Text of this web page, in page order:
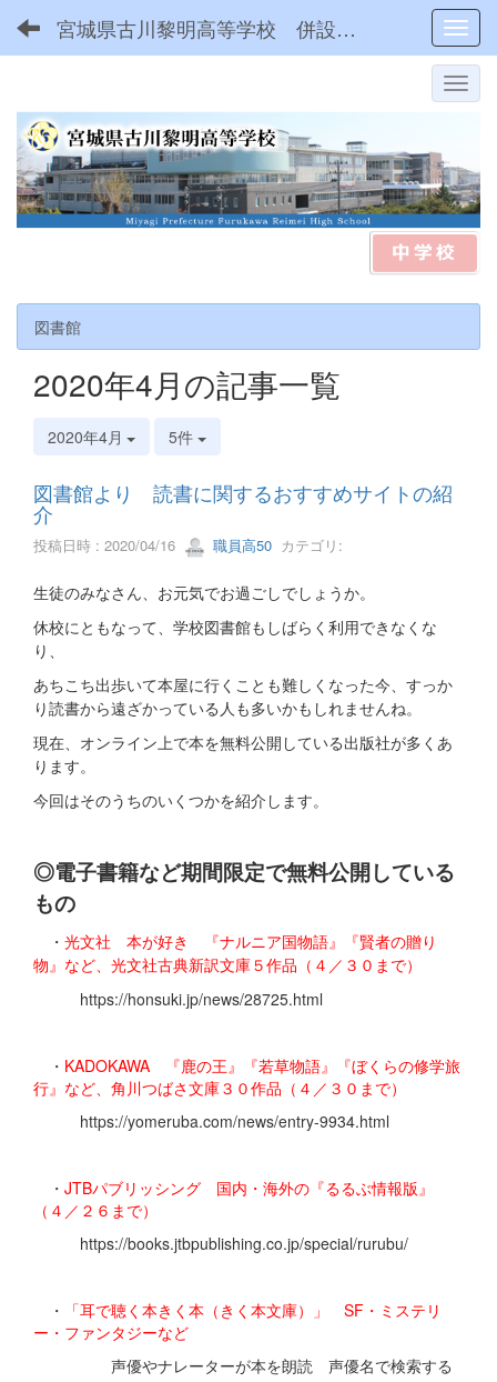
宮城県古川黎明高等学校 併設型中高一貫
図書館
2020年4月の記事一覧
2020年4月 5件
図書館より 読書に関するおすすめサイトの紹
介
投稿日時 : 2020/04/16 職員高50 カテゴリ:
生徒のみなさん、お元気でお過ごしでしょうか。
休校にともなって、学校図書館もしばらく利用できなくな
り、
あちこち出歩いて本屋に行くことも難しくなった今、すっか
り読書から遠ざかっている人も多いかもしれませんね。
現在、オンライン上で本を無料公開している出版社が多くあ
ります。
今回はそのうちのいくつかを紹介します。
◎電子書籍など期間限定で無料公開している
もの
・ 光文社 本が好き 『ナルニア国物語』『賢者の贈り
物』など、光文社古典新訳文庫５作品（４／３０まで）
https://honsuki.jp/news/28725.html
・ KADOKAWA 『鹿の王』『若草物語』『ぼくらの修学旅
行』など、角川つばさ文庫３０作品（４／３０まで）
https://yomeruba.com/news/entry-9934.html
・ JTBパブリッシング 国内・海外の『るるぶ情報版』
（４／２６まで）
https://books.jtbpublishing.co.jp/special/rurubu/
・
「耳で聴く本きく本（きく本文庫）」 SF・ミステリ
ー・ファンタジーなど
声優やナレーターが本を朗読 声優名で検索する